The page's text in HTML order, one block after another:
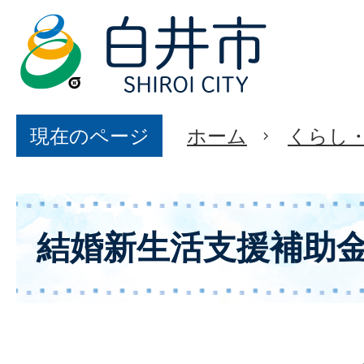
現在のページ ホーム くらし
結婚新生活支援補助